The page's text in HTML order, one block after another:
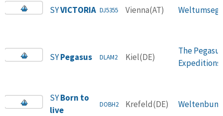
SYVICTORIA DJ5355 Vienna(AT)
SYPegasus DLAM2 Kiel(DE)
The Pegasus
Expeditions
SYBorn to
live
DOBH2 Krefeld(DE)